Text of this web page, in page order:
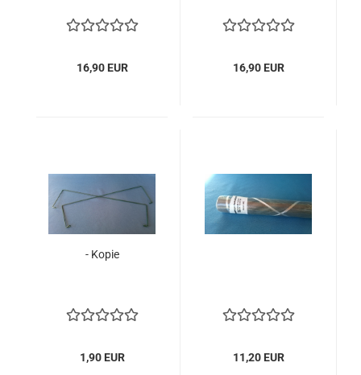
16,90 EUR 16,90 EUR
- Kopie
1,90 EUR 11,20 EUR